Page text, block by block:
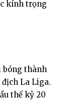
kính trọng
bóng thành
địch La Liga.
thế kỷ 20